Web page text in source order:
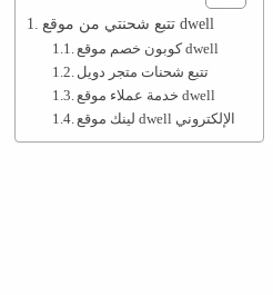
تتبع شحنتي من موقع dwell
كوبون خصم موقع dwell
تتبع شحنات متجر دويل
خدمة عملاء موقع dwell
لينك موقع dwell الإلكتروني